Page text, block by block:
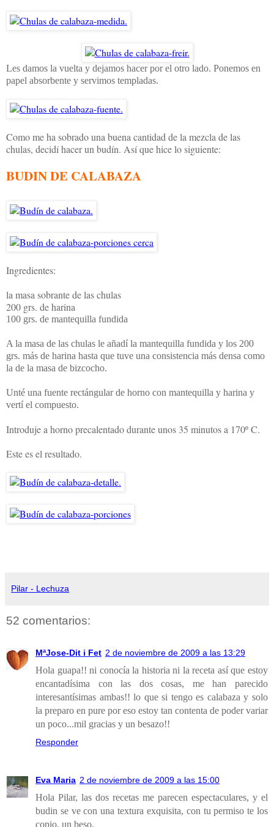
Les damos la vuelta y dejamos hacer por el otro lado. Ponemos en
papel absorbente y servimos templadas.
Como me ha sobrado una buena cantidad de la mezcla de las
chulas, decidí hacer un budín. Así que hice lo siguiente:
BUDIN DE CALABAZA
Ingredientes:
la masa sobrante de las chulas
200 grs. de harina
100 grs. de mantequilla fundida
A la masa de las chulas le añadí la mantequilla fundida y los 200
grs. más de harina hasta que tuve una consistencia más densa como
la de la masa de bizcocho.
Unté una fuente rectángular de horno con mantequilla y harina y
vertí el compuesto.
Introduje a horno precalentado durante unos 35 minutos a 170º C.
Este es el resultado.
Pilar - Lechuza
52 comentarios:
MªJose-Dit i Fet 2 de noviembre de 2009 a las 13:29
Hola guapa!! ni conocía la historia ni la receta así que estoy
encantadísima con las dos cosas, me han parecido
interesantísimas ambas!! lo que si tengo es calabaza y solo
la preparo en pure por eso estoy tan contenta de poder variar
un poco...mil gracias y un besazo!!
Responder
Eva Maria 2 de noviembre de 2009 a las 15:00
Hola Pilar, las dos recetas me parecen espectaculares, y el
budin se ve con una textura exquisita, con tu permiso te los
copio, un beso.